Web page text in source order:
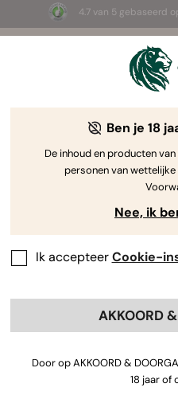
4.7 van 5 gebaseerd
3 White Widow
The
Cannabis Lifestyle Blogs
Ben je 18
De inhoud en producten
personen van
Nee, ik
Ik accepteerCookie-
AKKOORD
Door op AKKOORD &
18 jaar of